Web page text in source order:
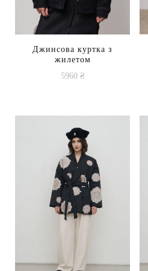
Джинсова куртка з
жилетом
5960 ₴